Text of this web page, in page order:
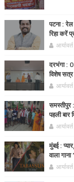
पटना :
रिहा करें
दरभंगा :
विशेष
समस्तीपुर
पहली बार
मुंबई :
वाला